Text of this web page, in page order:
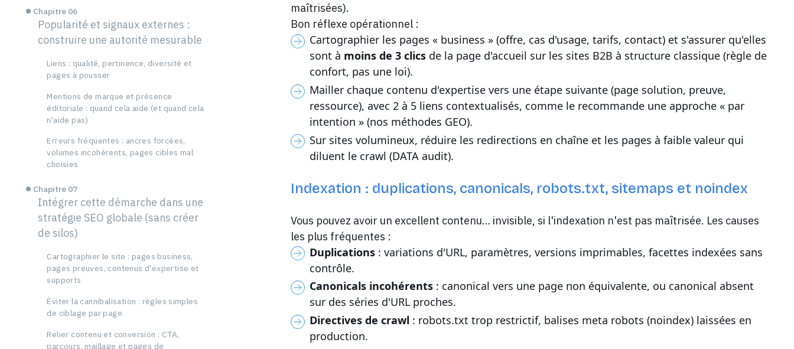
Chapitre 06
Popularité et signaux externes :
construire une autorité mesurable
Liens : qualité, pertinence, diversité et
pages à pousser
Mentions de marque et présence
éditoriale : quand cela aide (et quand cela
n'aide pas)
Erreurs fréquentes : ancres forcées,
volumes incohérents, pages cibles mal
choisies
Chapitre 07
Intégrer cette démarche dans une
stratégie SEO globale (sans créer
de silos)
Cartographier le site : pages business,
pages preuves, contenus d'expertise et
supports
Éviter la cannibalisation : règles simples
de ciblage par page
Relier contenu et conversion : CTA,
parcours, maillage et pages de
maîtrisées).
Bon réflexe opérationnel :
Cartographier les pages « business » (offre, cas d'usage, tarifs, contact) et s'assurer qu'elles
sont à moins de 3 clicsde la page d'accueil sur les sites B2B à structure classique (règle de
confort, pas une loi).
Mailler chaque contenu d'expertise vers une étape suivante (page solution, preuve,
ressource), avec 2 à 5 liens contextualisés, comme le recommande une approche « par
intention » (nos méthodes GEO).
Sur sites volumineux, réduire les redirections en chaîne et les pages à faible valeur qui
diluent le crawl (DATA audit).
Indexation : duplications, canonicals, robots.txt, sitemaps et noindex
Vous pouvez avoir un excellent contenu… invisible, si l'indexation n'est pas maîtrisée. Les causes
les plus fréquentes :
Duplications: variations d'URL, paramètres, versions imprimables, facettes indexées sans
contrôle.
Canonicals incohérents: canonical vers une page non équivalente, ou canonical absent
sur des séries d'URL proches.
Directives de crawl : robots.txt trop restrictif, balises meta robots (noindex) laissées en
production.